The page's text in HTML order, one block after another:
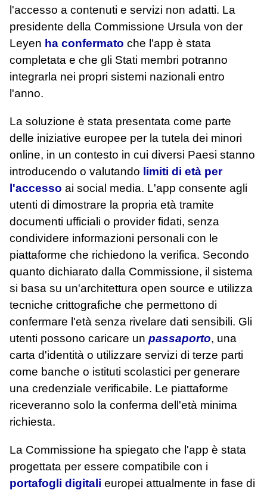
l'accesso a contenuti e servizi non adatti. La
presidente della Commissione Ursula von der
Leyen ha confermato che l'app è stata
completata e che gli Stati membri potranno
integrarla nei propri sistemi nazionali entro
l'anno.
La soluzione è stata presentata come parte
delle iniziative europee per la tutela dei minori
online, in un contesto in cui diversi Paesi stanno
introducendo o valutando limiti di età per
l'accesso ai social media. L'app consente agli
utenti di dimostrare la propria età tramite
documenti ufficiali o provider fidati, senza
condividere informazioni personali con le
piattaforme che richiedono la verifica. Secondo
quanto dichiarato dalla Commissione, il sistema
si basa su un'architettura open source e utilizza
tecniche crittografiche che permettono di
confermare l'età senza rivelare dati sensibili. Gli
utenti possono caricare un passaporto, una
carta d'identità o utilizzare servizi di terze parti
come banche o istituti scolastici per generare
una credenziale verificabile. Le piattaforme
riceveranno solo la conferma dell'età minima
richiesta.
La Commissione ha spiegato che l'app è stata
progettata per essere compatibile con i
portafogli digitali europei attualmente in fase di